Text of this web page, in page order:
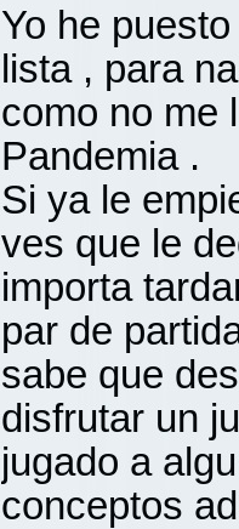
Yo he
lista , para
como no me
Pandemia .
Si ya le
ves que le
importa
par de
sabe que
disfrutar un
jugado a
conceptos